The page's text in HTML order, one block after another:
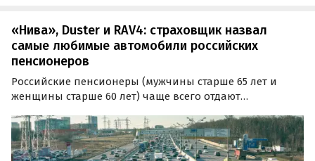
«Нива», Duster и RAV4: страховщик назвал
самые любимые автомобили российских
пенсионеров
Российские пенсионеры (мужчины старше 65 лет и
женщины старше 60 лет) чаще всего отдают
такому выводу пришли аналитики страховой
компании «Росгосстрах», изучив данные договоров
ОСАГО и КАСКО.